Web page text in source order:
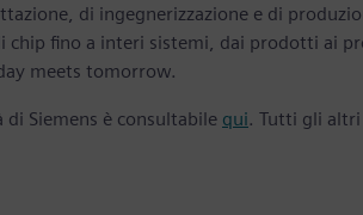
di ingegnerizzazione e di
fino a interi sistemi, dai prodotti ai
meets tomorrow.
Siemens è consultabile qui. Tutti gli